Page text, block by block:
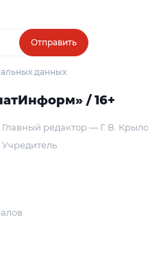
Отправить
данных
/ 16+
Главный редактор — Г. В.
Учредитель